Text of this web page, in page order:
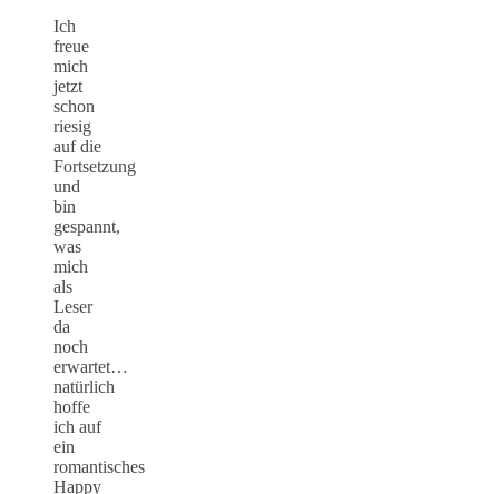
Ich
freue
mich
jetzt
schon
riesig
auf die
Fortsetzung
und
bin
gespannt,
was
mich
als
Leser
da
noch
erwartet…
natürlich
hoffe
ich auf
ein
romantisches
Happy